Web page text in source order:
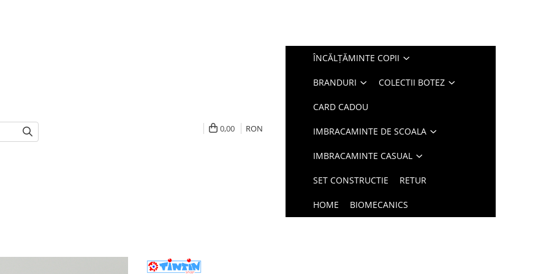
0,00 RON
ÎNCĂLȚĂMINTE COPII
BRANDURI COLECTII BOTEZ
CARD CADOU
IMBRACAMINTE DE SCOALA
IMBRACAMINTE CASUAL
SET CONSTRUCTIE RETUR
HOME BIOMECANICS